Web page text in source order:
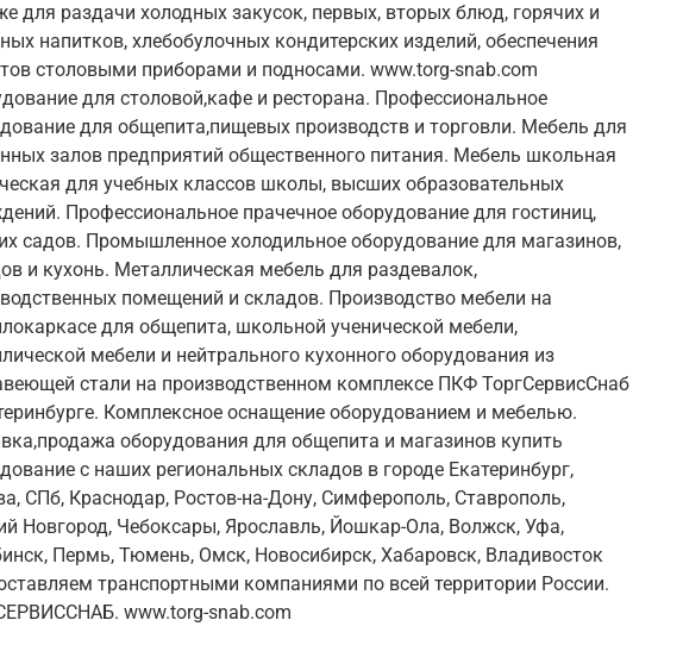
для раздачи холодных закусок, первых, вторых блюд, горячих и
напитков, хлебобулочных кондитерских изделий, обеспечения
столовыми приборами и подносами. www.torg-snab.com
для столовой,кафе и ресторана. Профессиональное
для общепита,пищевых производств и торговли. Мебель для
залов предприятий общественного питания. Мебель школьная
для учебных классов школы, высших образовательных
Профессиональное прачечное оборудование для гостиниц,
садов. Промышленное холодильное оборудование для магазинов,
и кухонь. Металлическая мебель для раздевалок,
помещений и складов. Производство мебели на
для общепита, школьной ученической мебели,
мебели и нейтрального кухонного оборудования из
стали на производственном комплексе ПКФ ТоргСервисСнаб
Комплексное оснащение оборудованием и мебелью.
оборудования для общепита и магазинов купить
с наших региональных складов в городе Екатеринбург,
СПб, Краснодар, Ростов-на-Дону, Симферополь, Ставрополь,
Новгород, Чебоксары, Ярославль, Йошкар-Ола, Волжск, Уфа,
Пермь, Тюмень, Омск, Новосибирск, Хабаровск, Владивосток
транспортными компаниями по всей территории России.
www.torg-snab.com